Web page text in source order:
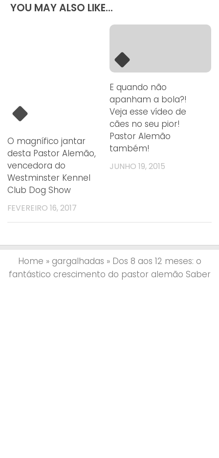
YOU MAY ALSO LIKE...
O magnífico jantar
desta Pastor Alemão,
vencedora do
Westminster Kennel
Club Dog Show
FEVEREIRO 16, 2017
E quando não
apanham a bola?!
Veja esse vídeo de
cães no seu pior!
Pastor Alemão
também!
JUNHO 19, 2015
Home » gargalhadas » Dos 8 aos 12 meses: o
fantástico crescimento do pastor alemão Saber